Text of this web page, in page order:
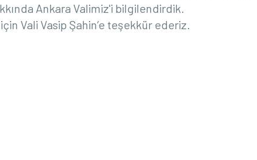
Ankara Valimiz'i bilgilendirdik.
Vali Vasip Şahin’e teşekkür ederiz.